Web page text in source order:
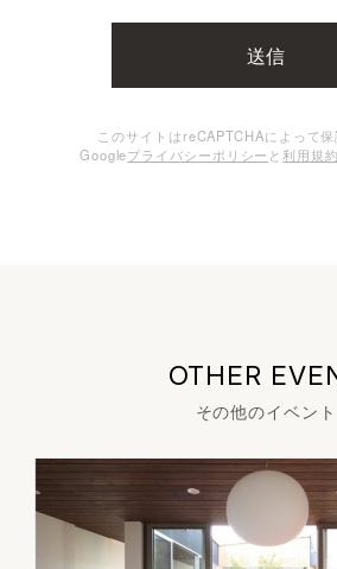
このサイトはreCAPTCHAによって保
Googleプライバシーポリシー と利用規約
OTHER
その他のイベント